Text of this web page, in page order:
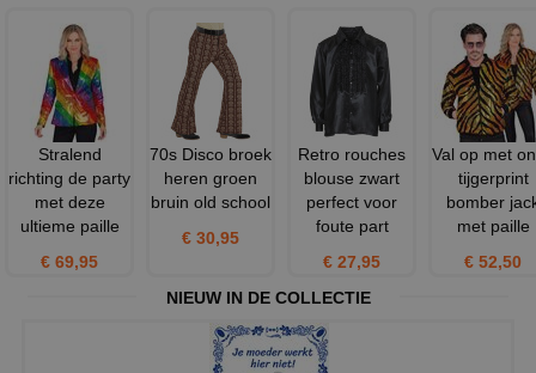
Stralend
richting de party
met deze
ultieme paille
€ 69,95
70s Disco broek
heren groen
bruin old school
€ 30,95
Retro rouches
blouse zwart
perfect voor
foute part
€ 27,95
Val op met
tijgerprint
bomber
met paille
€ 52,50
NIEUW IN DE COLLECTIE